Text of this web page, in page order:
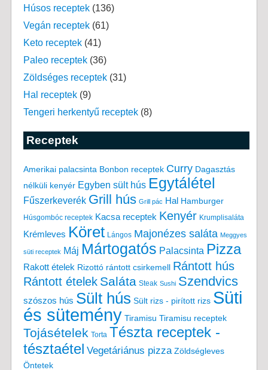
Húsos receptek(136)
Vegán receptek(61)
Keto receptek(41)
Paleo receptek(36)
Zöldséges receptek(31)
Hal receptek(9)
Tengeri herkentyű receptek(8)
Receptek
Amerikai palacsinta Bonbon receptek Curry Dagasztás
nélküli kenyér Egyben sült hús Egytálétel
Fűszerkeverék Grill hús Grill pác Hal Hamburger
Húsgombóc receptek Kacsa receptek Kenyér Krumplisaláta
Krémleves Köret Lángos Majonézes saláta Meggyes
süti receptek Máj Mártogatós Palacsinta Pizza
Rakott ételek Rizottó rántott csirkemell Rántott hús
Rántott ételek Saláta Steak Sushi Szendvics
szószos hús Sült hús Sült rizs - pirított rizs Süti
és sütemény Tiramisu Tiramisu receptek
Tojásételek Torta Tészta receptek -
tésztaétel Vegetáriánus pizza Zöldségleves
Öntetek